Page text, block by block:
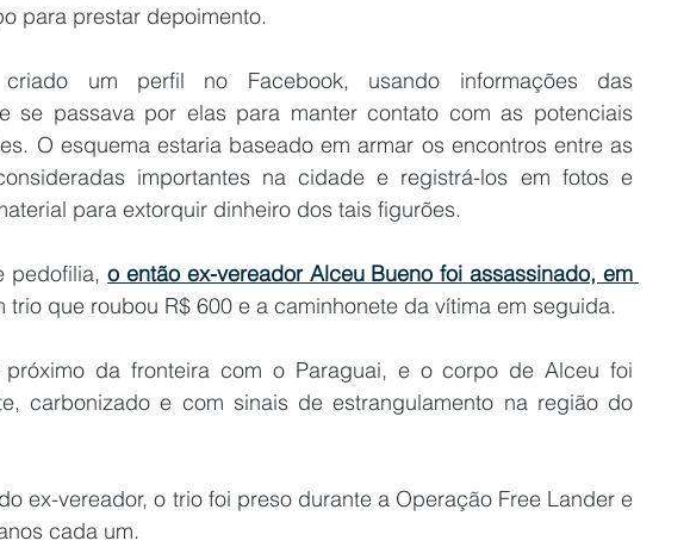
para prestar depoimento.
um perfil no Facebook, usando informações das
se passava por elas para manter contato com as potenciais
O esquema estaria baseado em armar os encontros entre as
importantes na cidade e registrá-los em fotos e
para extorquir dinheiro dos tais figurões.
pedofilia, o então ex-vereador Alceu Bueno foi assassinado, em
trio que roubou R$ 600 e a caminhonete da vítima em seguida.
da fronteira com o Paraguai, e o corpo de Alceu foi
carbonizado e com sinais de estrangulamento na região do
ex-vereador, o trio foi preso durante a Operação Free Lander e
cada um.